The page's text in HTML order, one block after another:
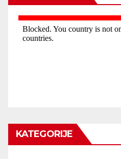
KATEGORIJE